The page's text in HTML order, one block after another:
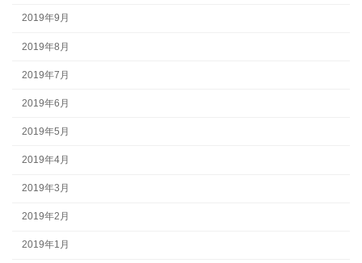
2019年9月
2019年8月
2019年7月
2019年6月
2019年5月
2019年4月
2019年3月
2019年2月
2019年1月